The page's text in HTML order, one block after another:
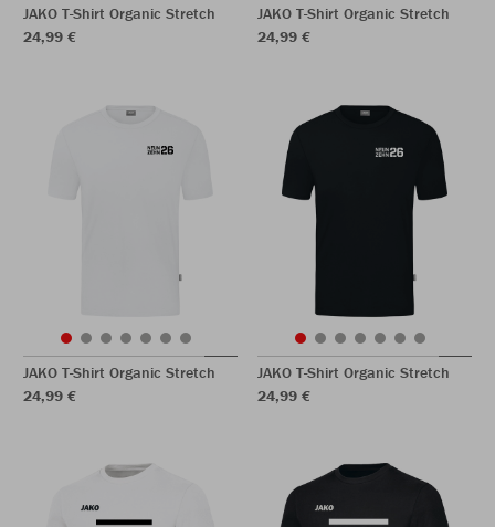
JAKO T-Shirt Organic Stretch
24,99 €
JAKO T-Shirt Organic Stretch
24,99 €
JAKO T-Shirt Organic Stretch
24,99 €
JAKO T-Shirt Organic Stretch
24,99 €